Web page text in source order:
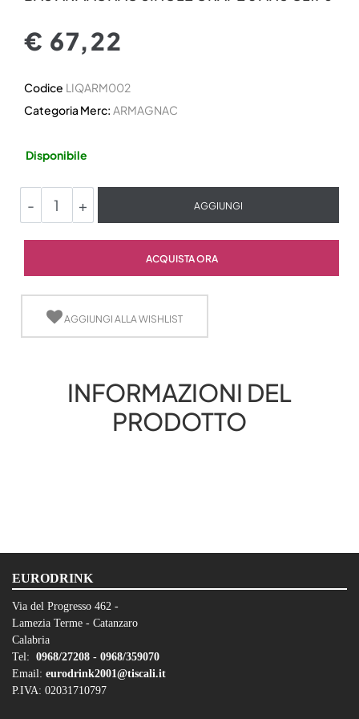
€ 67,22
Codice LIQARM002
Categoria Merc: ARMAGNAC
Disponibile
AGGIUNGI
ACQUISTA ORA
AGGIUNGI ALLA WISHLIST
INFORMAZIONI DEL
PRODOTTO
EURODRINK
Via del Progresso 462 -
Lamezia Terme - Catanzaro
Calabria
Tel: 0968/27208 - 0968/359070
Email: eurodrink2001@tiscali.it
P.IVA: 02031710797